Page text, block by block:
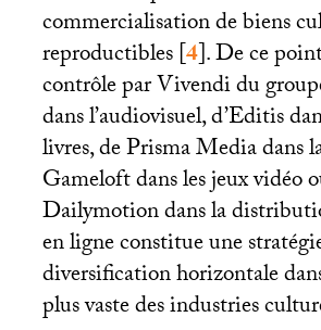
commercialisation de biens
reproductibles[4]. De ce
contrôle par Vivendi du
dans l’audiovisuel, d’Editis
livres, de Prisma Media dans
Gameloft dans les jeux vidéo
Dailymotion dans la
en ligne constitue une
diversification horizontale
plus vaste des industries